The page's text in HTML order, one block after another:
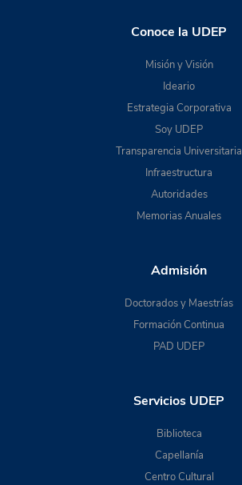
Conoce la UDEP
Misión y Visión
Ideario
Estrategia Corporativa
Soy UDEP
Transparencia Universitaria
Infraestructura
Autoridades
Memorias Anuales
Admisión
Doctorados y Maestrías
Formación Continua
PAD UDEP
Servicios UDEP
Biblioteca
Capellanía
Centro Cultural